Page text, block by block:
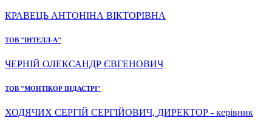
КРАВЕЦЬ АНТОНІНА ВІКТОРІВНА
ТОВ "ІНТЕЛЛ-А"
ЧЕРНІЙ ОЛЕКСАНДР ЄВГЕНОВИЧ
ТОВ "МОНТІКОР ІНДАСТРІ"
ХОДЯЧИХ СЕРГІЙ СЕРГІЙОВИЧ, ДИРЕКТОР - керівник